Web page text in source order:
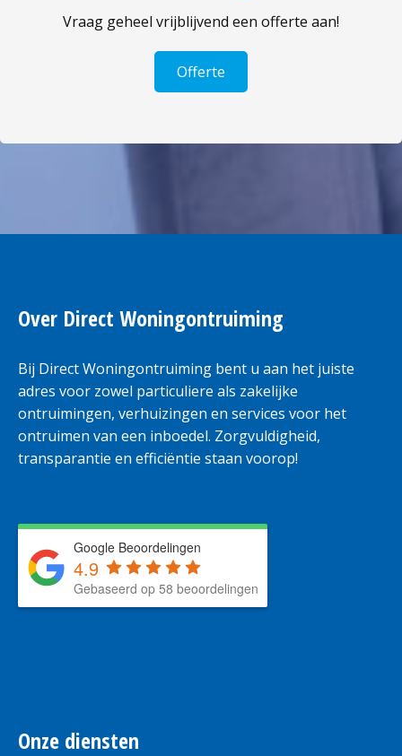
Vraag geheel vrijblijvend een offerte aan!
Offerte
Over Direct Woningontruiming
Bij Direct Woningontruiming bent u aan het juiste
adres voor zowel particuliere als zakelijke
ontruimingen, verhuizingen en services voor het
ontruimen van een inboedel. Zorgvuldigheid,
transparantie en efficiëntie staan voorop!
Google Beoordelingen
4.9
Gebaseerd op 58 beoordelingen
Onze diensten